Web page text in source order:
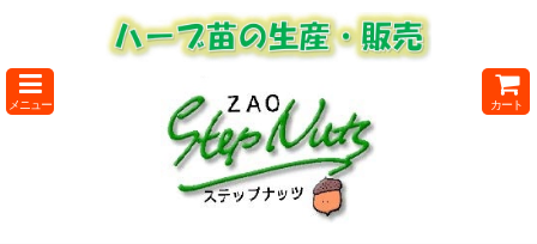
メニュー カート